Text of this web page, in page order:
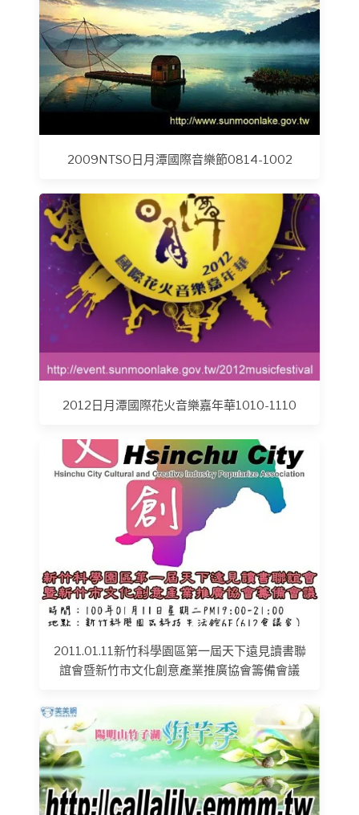
2009NTSO日月潭國際音樂節0814-1002
2012日月潭國際花火音樂嘉年華1010-1110
2011.01.11新竹科學園區第一屆天下遠見讀書聯
誼會暨新竹市文化創意產業推廣協會籌備會議